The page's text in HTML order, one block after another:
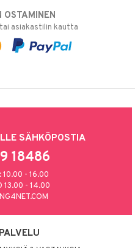
OSTAMINEN
asiakastilin kautta
SÄHKÖPOSTIA
18486
10.00 - 16.00
13.00 - 14.00